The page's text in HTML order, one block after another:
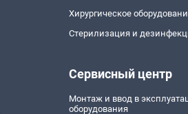
Хирургическое
Стерилизация и
Сервисный центр
Монтаж и ввод в
оборудования